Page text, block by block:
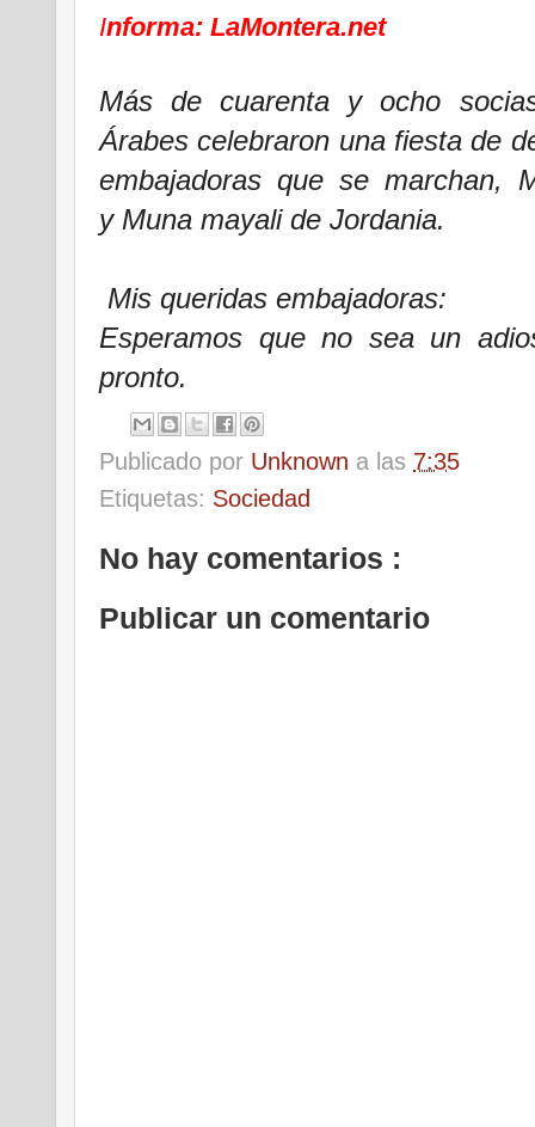
Informa: LaMontera.net
Más de cuarenta y ocho
Árabes celebraron una fiesta de
embajadoras que se marchan,
y Muna mayali de Jordania.
Mis queridas embajadoras:
Esperamos que no sea un
pronto.
Publicado por Unknown a las 7:35
Etiquetas: Sociedad
No hay comentarios :
Publicar un comentario